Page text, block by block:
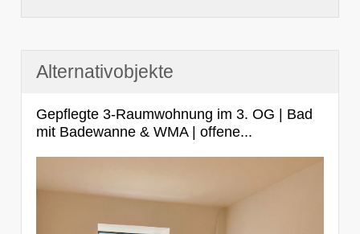
Alternativobjekte
Gepflegte 3-Raumwohnung im 3. OG | Bad
mit Badewanne & WMA | offene...